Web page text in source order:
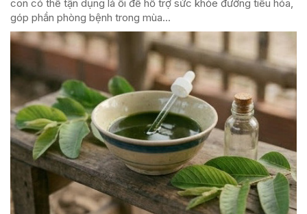
con có thể tận dụng lá ổi để hỗ trợ sức khỏe đường tiêu hóa,
góp phần phòng bệnh trong mùa...